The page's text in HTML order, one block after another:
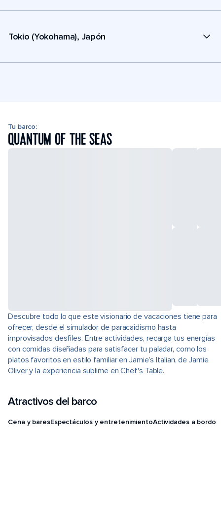
Tokio (Yokohama), Japón
Tu barco:
QUANTUM OF THE SEAS
Descubre todo lo que este visionario de vacaciones tiene para
ofrecer, desde el simulador de paracaidismo hasta
improvisados desfiles. Entre actividades, recarga tus energías
con comidas diseñadas para satisfacer tu paladar, como los
platos favoritos en estilo familiar en Jamie’s Italian, de Jamie
Oliver y la experiencia sublime en Chef's Table.
Atractivos del barco
Cena y baresEspectáculos y entretenimientoActividades a bordo